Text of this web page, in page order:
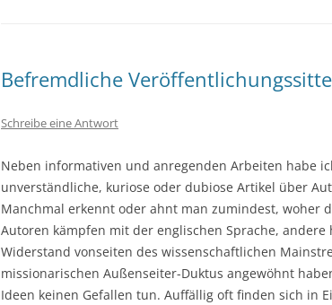
Befremdliche
Schreibe eine Antwort
Neben informativen und anregenden Arbeiten habe
unverständliche, kuriose oder dubiose Artikel über
Manchmal erkennt oder ahnt man zumindest, woher
Autoren kämpfen mit der englischen Sprache, andere
Widerstand vonseiten des wissenschaftlichen
missionarischen Außenseiter-Duktus angewöhnt
Ideen keinen Gefallen tun. Auffällig oft finden sich in